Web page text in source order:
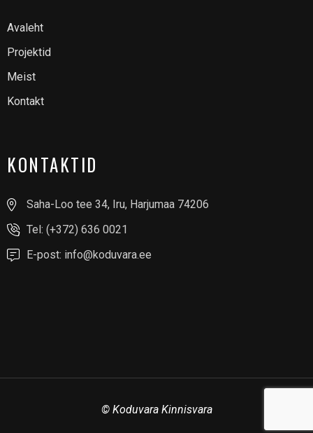
Avaleht
Projektid
Meist
Kontakt
KONTAKTID
Saha-Loo tee 34, Iru, Harjumaa 74206
Tel: (+372) 636 0021
E-post: info@koduvara.ee
© Koduvara Kinnisvara